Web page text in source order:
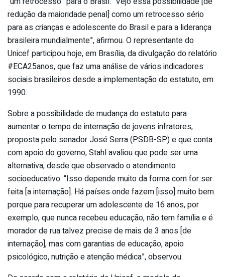
redução da maioridade penal] como um retrocesso sério
para as crianças e adolescente do Brasil e para a liderança
brasileira mundialmente”, afirmou. O representante do
Unicef participou hoje, em Brasília, da divulgação do relatório
#ECA25anos, que faz uma análise de vários indicadores
sociais brasileiros desde a implementação do estatuto, em
1990.
Sobre a possibilidade de mudança do estatuto para
aumentar o tempo de internação de jovens infratores,
proposta pelo senador José Serra (PSDB-SP) e que conta
com apoio do governo, Stahl avaliou que pode ser uma
alternativa, desde que observado o atendimento
socioeducativo. “Isso depende muito da forma com for ser
feita [a internação]. Há países onde fazem [isso] muito bem
porque para recuperar um adolescente de 16 anos, por
exemplo, que nunca recebeu educação, não tem família e é
morador de rua talvez precise de mais de 3 anos [de
internação], mas com garantias de educação, apoio
psicológico, nutrição e atenção médica”, observou.